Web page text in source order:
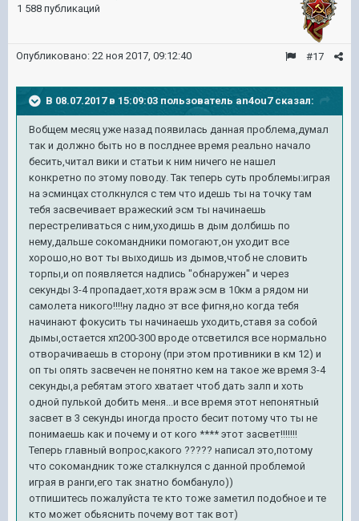
1 588 публикаций
#17
Опубликовано: 22 ноя 2017, 09:12:40
В 08.07.2017 в 15:09:03 пользователь an4ou7сказал:
Вобщем месяц уже назад появилась данная проблема,думал
так и должно быть но в послднее время реально начало
бесить,читал вики и статьи к ним ничего не нашел
конкретно по этому поводу. Так теперь суть проблемы:играя
на эсминцах столкнулся с тем что идешь ты на точку там
тебя засвечивает вражеский эсм ты начинаешь
перестреливаться с ним,уходишь в дым долбишь по
нему,дальше сокомандники помогают,он уходит все
хорошо,но вот ты выходишь из дымов,чтоб не словить
торпы,и оп появляется надпись "обнаружен" и через
секунды 3-4 пропадает,хотя враж эсм в 10км а рядом ни
самолета никого!!!!ну ладно эт все фигня,но когда тебя
начинают фокусить ты начинаешь уходить,ставя за собой
дымы,остается хп200-300 вроде отсветился все нормально
отворачиваешь в сторону (при этом противники в км 12) и
оп ты опять засвечен не понятно кем на такое же время 3-4
секунды,а ребятам этого хватает чтоб дать залп и хоть
одной пулькой добить меня...и все время этот непонятный
засвет в 3 секунды иногда просто бесит потому что ты не
понимаешь как и почему и от кого **** этот засвет!!!!!!!
Теперь главный вопрос,какого ????? написал это,потому
что сокомандник тоже сталкнулся с данной проблемой
играя в ранги,его так знатно бомбануло))
отпишитесь пожалуйста те кто тоже заметил подобное и те
кто может обьяснить почему вот так вот)